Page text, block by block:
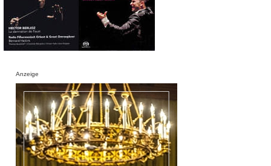
Anzeige